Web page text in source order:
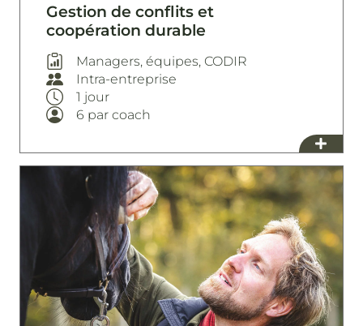
Gestion de conflits et
coopération durable
Managers, équipes, CODIR
Intra-entreprise
1 jour
6 par coach